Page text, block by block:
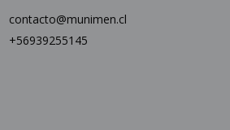
contacto@munimen.cl
+56939255145